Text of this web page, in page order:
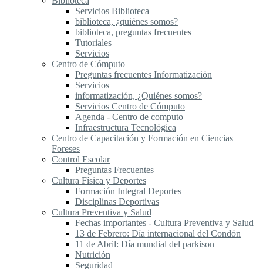
Servicios Biblioteca
biblioteca, ¿quiénes somos?
biblioteca, preguntas frecuentes
Tutoriales
Servicios
Centro de Cómputo
Preguntas frecuentes Informatización
Servicios
informatización, ¿Quiénes somos?
Servicios Centro de Cómputo
Agenda - Centro de computo
Infraestructura Tecnológica
Centro de Capacitación y Formación en Ciencias
Foreses
Control Escolar
Preguntas Frecuentes
Cultura Física y Deportes
Formación Integral Deportes
Disciplinas Deportivas
Cultura Preventiva y Salud
Fechas importantes - Cultura Preventiva y Salud
13 de Febrero: Día internacional del Condón
11 de Abril: Día mundial del parkison
Nutrición
Seguridad